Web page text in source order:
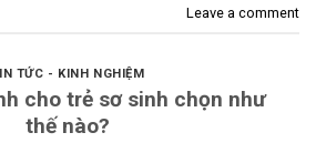
Leave a comment
TỨC - KINH NGHIỆM
cho trẻ sơ sinh chọn như
thế nào?